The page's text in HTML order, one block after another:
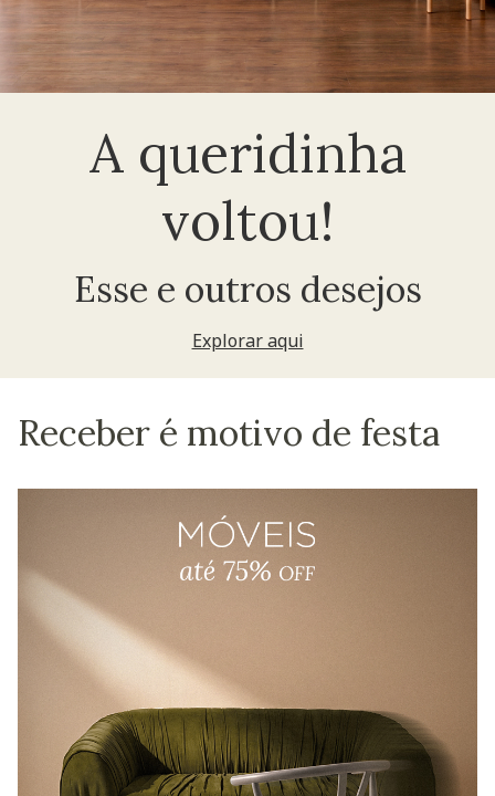
A queridinha
voltou!
Esse e outros desejos
Explorar aqui
Receber é motivo de festa